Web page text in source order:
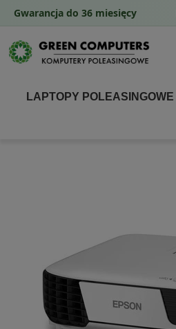
LAPTOPY POLEASINGOWE
Gwarancja do 36 miesięcy